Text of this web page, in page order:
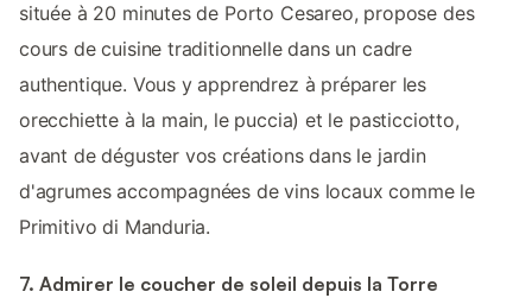
située à 20 minutes de Porto Cesareo, propose des
cours de cuisine traditionnelle dans un cadre
authentique. Vous y apprendrez à préparer les
orecchiette à la main, le puccia) et le pasticciotto,
avant de déguster vos créations dans le jardin
d'agrumes accompagnées de vins locaux comme le
Primitivo di Manduria.
7. Admirer le coucher de soleil depuis la Torre